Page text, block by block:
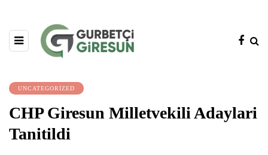
UNCATEGORIZED
CHP Giresun Milletvekili Adaylari
Tanitildi